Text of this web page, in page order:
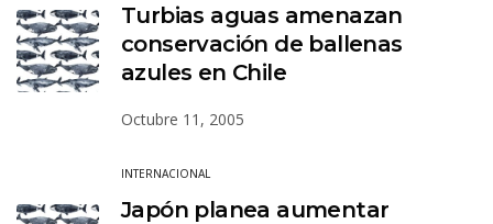
Turbias aguas amenazan
conservación de ballenas
azules en Chile
Octubre 11, 2005
INTERNACIONAL
Japón planea aumentar